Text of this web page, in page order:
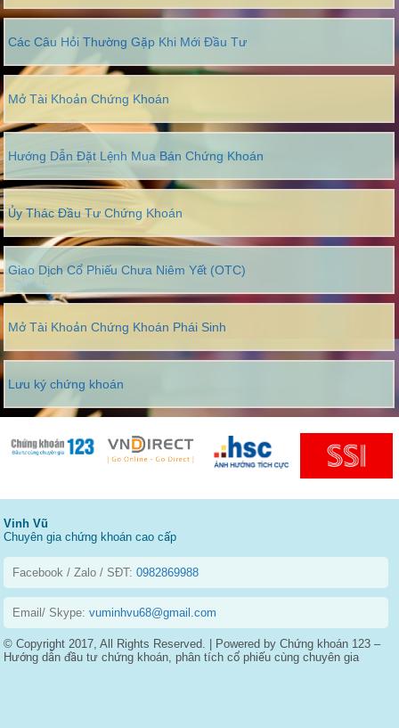
Các Câu Hỏi Thường Gặp Khi Mới Đầu Tư
Mở Tài Khoản Chứng Khoán
Hướng Dẫn Đặt Lệnh Mua Bán Chứng Khoán
Ủy Thác Đầu Tư Chứng Khoán
Giao Dịch Cổ Phiếu Chưa Niêm Yết (OTC)
Mở Tài Khoản Chứng Khoán Phái Sinh
Lưu ký chứng khoán
Vinh Vũ
Chuyên gia chứng khoán cao cấp
Facebook / Zalo / SĐT:0982869988
Email/ Skype:vuminhvu68@gmail.com
© Copyright 2017, All Rights Reserved. | Powered by Chứng khoán 123 –
Hướng dẫn đầu tư chứng khoán, phân tích cổ phiếu cùng chuyên gia